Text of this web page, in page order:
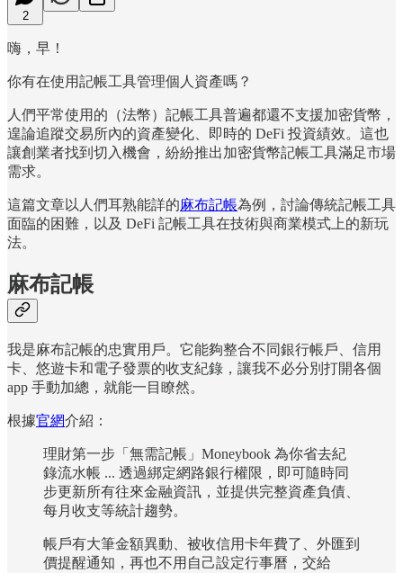
2
嗨，早！
你有在使用記帳工具管理個人資產嗎？
人們平常使用的（法幣）記帳工具普遍都還不支援加密貨幣，
遑論追蹤交易所內的資產變化、即時的 DeFi 投資績效。這也
讓創業者找到切入機會，紛紛推出加密貨幣記帳工具滿足市場
需求。
這篇文章以人們耳熟能詳的麻布記帳為例，討論傳統記帳工具
面臨的困難，以及 DeFi 記帳工具在技術與商業模式上的新玩
法。
麻布記帳
我是麻布記帳的忠實用戶。它能夠整合不同銀行帳戶、信用
卡、悠遊卡和電子發票的收支紀錄，讓我不必分別打開各個
app 手動加總，就能一目瞭然。
根據官網介紹：
理財第一步「無需記帳」Moneybook 為你省去紀
錄流水帳 ... 透過綁定網路銀行權限，即可隨時同
步更新所有往來金融資訊，並提供完整資產負債、
每月收支等統計趨勢。
帳戶有大筆金額異動、被收信用卡年費了、外匯到
價提醒通知，再也不用自己設定行事曆，交給